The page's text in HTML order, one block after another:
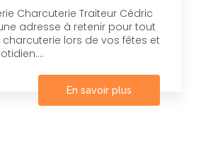
Charcuterie Traiteur Cédric
adresse à retenir pour tout
lors de vos fêtes et
En savoir plus